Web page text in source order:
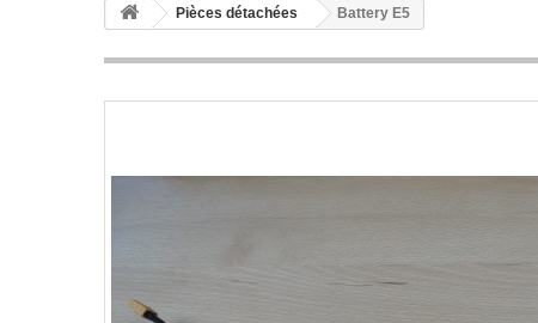
Pièces détachées Battery E5